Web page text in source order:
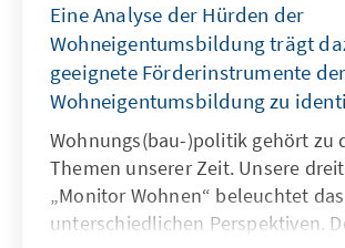
Eine Analyse der Hürden der
Wohneigentumsbildung trägt
geeignete Förderinstrumente der
Wohneigentumsbildung zu
Wohnungs(bau-)politik gehört zu
Themen unserer Zeit. Unsere
„Monitor Wohnen“ beleuchtet
unterschiedlichen Perspektiven.